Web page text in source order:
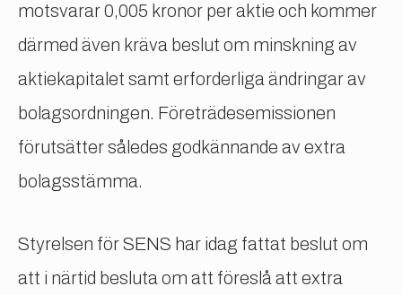
motsvarar 0,005 kronor per aktie och kommer
därmed även kräva beslut om minskning av
aktiekapitalet samt erforderliga ändringar av
bolagsordningen. Företrädesemissionen
förutsätter således godkännande av extra
bolagsstämma.
Styrelsen för SENS har idag fattat beslut om
att i närtid besluta om att föreslå att extra